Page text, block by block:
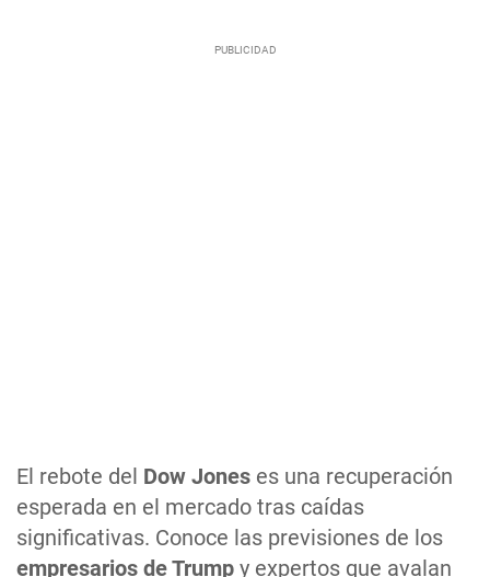
El rebote del Dow Jones es una recuperación
esperada en el mercado tras caídas
significativas. Conoce las previsiones de los
empresarios de Trump y expertos que avalan